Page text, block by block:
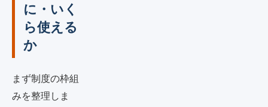
に・いく
ら使える
か
まず制度の枠組
みを整理しま